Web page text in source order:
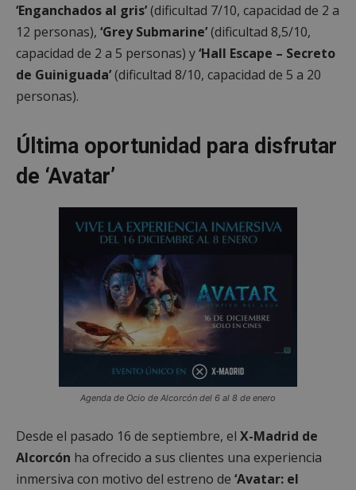
‘Enganchados al gris’(dificultad 7/10, capacidad de 2 a
12 personas), ‘Grey Submarine’(dificultad 8,5/10,
capacidad de 2 a 5 personas) y‘Hall Escape – Secreto
de Guiniguada’(dificultad 8/10, capacidad de 5 a 20
personas).
Última oportunidad para disfrutar
de ‘Avatar’
Agenda de Ocio de Alcorcón del 6 al 8 de enero
Desde el pasado 16 de septiembre, el X-Madrid de
Alcorcón ha ofrecido a sus clientes una experiencia
inmersiva con motivo del estreno de ‘Avatar: el